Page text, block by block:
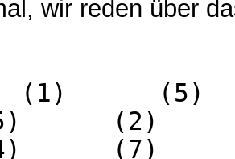
wir reden über
(1)
(2)
(7)